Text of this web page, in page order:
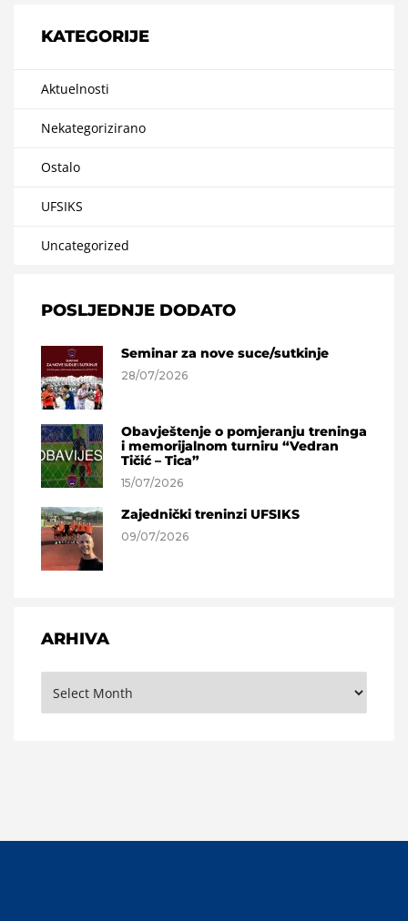
KATEGORIJE
Aktuelnosti
Nekategorizirano
Ostalo
UFSIKS
Uncategorized
POSLJEDNJE DODATO
Seminar za nove suce/sutkinje
28/07/2026
Obavještenje o pomjeranju treninga
i memorijalnom turniru “Vedran
Tičić – Tica”
15/07/2026
Zajednički treninzi UFSIKS
09/07/2026
ARHIVA